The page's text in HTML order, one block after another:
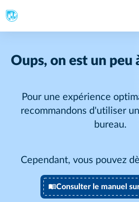
Oups, on est un peu
Pour une expérience
recommandons d'utiliser
bureau.
Cependant, vous pouvez
Consulter le manuel